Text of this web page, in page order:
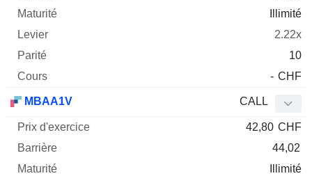
Illimité
2.22x
10
- CHF
MBAA1V CALL
42,80 CHF
44,02
Illimité